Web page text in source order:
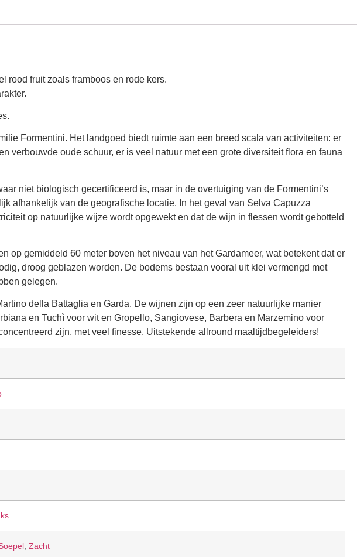
rood fruit zoals framboos en rode kers.
Formentini. Het landgoed biedt ruimte aan een breed scala van activiteiten: er
verbouwde oude schuur, er is veel natuur met een grote diversiteit flora en fauna
niet biologisch gecertificeerd is, maar in de overtuiging van de Formentini’s
afhankelijk van de geografische locatie. In het geval van Selva Capuzza
op natuurlijke wijze wordt opgewekt en dat de wijn in flessen wordt gebotteld
op gemiddeld 60 meter boven het niveau van het Gardameer, wat betekent dat er
droog geblazen worden. De bodems bestaan vooral uit klei vermengd met
gelegen.
della Battaglia en Garda. De wijnen zijn op een zeer natuurlijke manier
en Tuchì voor wit en Gropello, Sangiovese, Barbera en Marzemino voor
zijn, met veel finesse. Uitstekende allround maaltijdbegeleiders!
Zacht